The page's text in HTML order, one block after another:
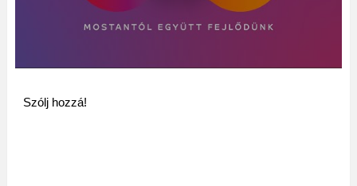
Szólj hozzá!